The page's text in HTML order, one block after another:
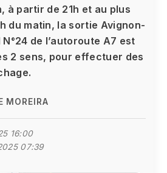
à partir de 21h et au plus
du matin, la sortie Avignon-
de l’autoroute A7 est
2 sens, pour effectuer des
MOREIRA
16:00
07:39